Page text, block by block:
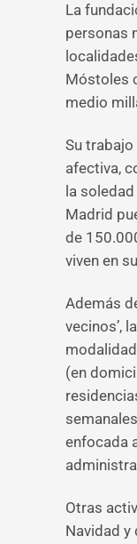
La
personas
Móstoles
medio
Su
afectiva,
la
Madrid
de
viven en
Además
vecinos’,
(en
enfocada
Otras
Navidad y